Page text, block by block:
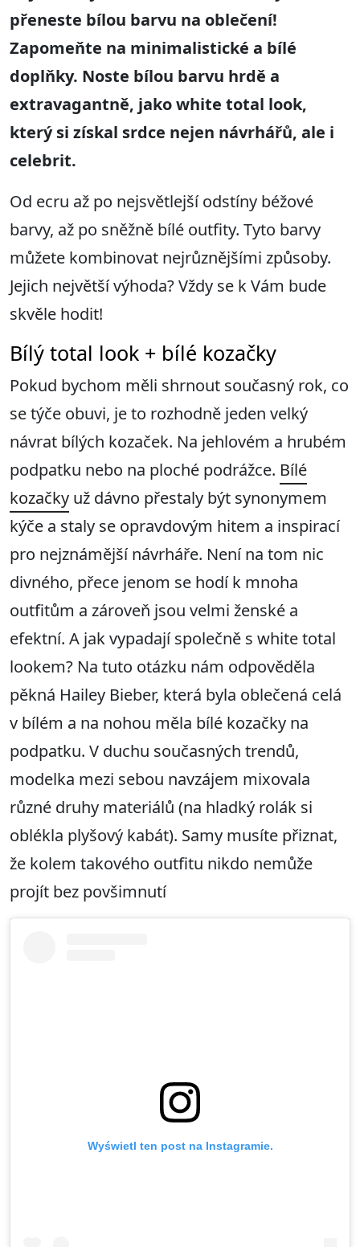
přeneste bílou barvu na oblečení!
Zapomeňte na minimalistické a bílé
doplňky. Noste bílou barvu hrdě a
extravagantně, jako white total look,
který si získal srdce nejen návrhářů, ale i
celebrit.
Od ecru až po nejsvětlejší odstíny béžové
barvy, až po sněžně bílé outfity. Tyto barvy
můžete kombinovat nejrůznějšími způsoby.
Jejich největší výhoda? Vždy se k Vám bude
skvěle hodit!
Bílý total look + bílé kozačky
Pokud bychom měli shrnout současný rok, co
se týče obuvi, je to rozhodně jeden velký
návrat bílých kozaček. Na jehlovém a hrubém
podpatku nebo na ploché podrážce. Bílé
kozačky už dávno přestaly být synonymem
kýče a staly se opravdovým hitem a inspirací
pro nejznámější návrháře. Není na tom nic
divného, přece jenom se hodí k mnoha
outfitům a zároveň jsou velmi ženské a
efektní. A jak vypadají společně s white total
lookem? Na tuto otázku nám odpověděla
pěkná Hailey Bieber, která byla oblečená celá
v bílém a na nohou měla bílé kozačky na
podpatku. V duchu současných trendů,
modelka mezi sebou navzájem mixovala
různé druhy materiálů (na hladký rolák si
oblékla plyšový kabát). Samy musíte přiznat,
že kolem takového outfitu nikdo nemůže
projít bez povšimnutí
Wyświetl ten post na Instagramie.